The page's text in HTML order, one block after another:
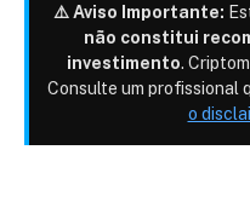
⚠️ Aviso Importante:
não constitui
investimento.
Consulte um profissional
o